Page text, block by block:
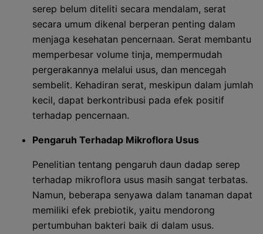
serep belum diteliti secara mendalam, serat
secara umum dikenal berperan penting dalam
menjaga kesehatan pencernaan. Serat membantu
memperbesar volume tinja, mempermudah
pergerakannya melalui usus, dan mencegah
sembelit. Kehadiran serat, meskipun dalam jumlah
kecil, dapat berkontribusi pada efek positif
terhadap pencernaan.
Pengaruh Terhadap Mikroflora Usus
Penelitian tentang pengaruh daun dadap serep
terhadap mikroflora usus masih sangat terbatas.
Namun, beberapa senyawa dalam tanaman dapat
memiliki efek prebiotik, yaitu mendorong
pertumbuhan bakteri baik di dalam usus.